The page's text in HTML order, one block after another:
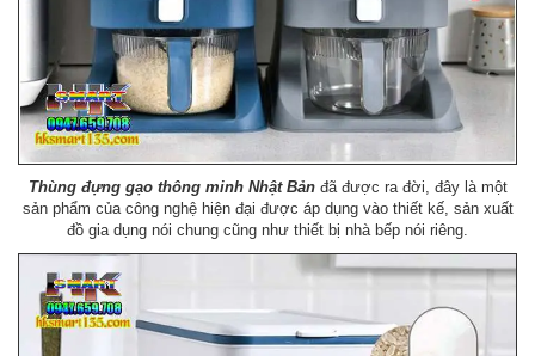
Thùng đựng gạo thông minh Nhật Bảnđã được ra đời, đây là một
sản phẩm của công nghệ hiện đại được áp dụng vào thiết kế, sản xuất
đồ gia dụng nói chung cũng như thiết bị nhà bếp nói riêng.